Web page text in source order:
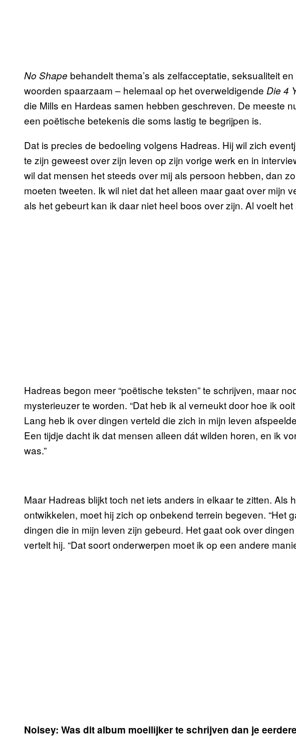
No Shape behandelt thema’s als zelfacceptatie, seksualiteit
woorden spaarzaam – helemaal op het overweldigende Die 4
die Mills en Hardeas samen hebben geschreven. De meeste
een poëtische betekenis die soms lastig te begrijpen is.
Dat is precies de bedoeling volgens Hadreas. Hij wil zich
te zijn geweest over zijn leven op zijn vorige werk en in
wil dat mensen het steeds over mij als persoon hebben, dan
moeten tweeten. Ik wil niet dat het alleen maar gaat over mijn
als het gebeurt kan ik daar niet heel boos over zijn. Al voelt het
Hadreas begon meer “poëtische teksten” te schrijven, maar
mysterieuzer te worden. “Dat heb ik al verneukt door hoe ik
Lang heb ik over dingen verteld die zich in mijn leven
Een tijdje dacht ik dat mensen alleen dát wilden horen, en ik
was.”
Maar Hadreas blijkt toch net iets anders in elkaar te zitten. Als
ontwikkelen, moet hij zich op onbekend terrein begeven. “Het
dingen die in mijn leven zijn gebeurd. Het gaat ook over
vertelt hij. “Dat soort onderwerpen moet ik op een andere
Noisey: Was dit album moeilijker te schrijven dan je